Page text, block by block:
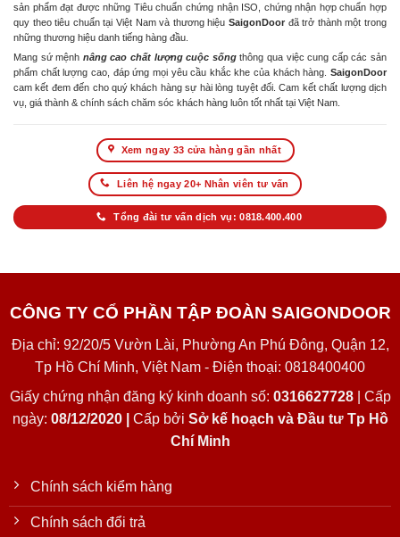
sản phẩm đạt được những Tiêu chuẩn chứng nhận ISO, chứng nhận hợp chuẩn hợp
quy theo tiêu chuẩn tại Việt Nam và thương hiệu SaigonDoor đã trở thành một trong
những thương hiệu danh tiếng hàng đầu.
Mang sứ mệnh nâng cao chất lượng cuộc sốngthông qua việc cung cấp các sản
phẩm chất lượng cao, đáp ứng mọi yêu cầu khắc khe của khách hàng. SaigonDoor
cam kết đem đến cho quý khách hàng sự hài lòng tuyệt đối. Cam kết chất lượng dịch
vụ, giá thành & chính sách chăm sóc khách hàng luôn tốt nhất tại Việt Nam.
Xem ngay 33 cửa hàng gần nhất
Liên hệ ngay 20+ Nhân viên tư vấn
Tổng đài tư vấn dịch vụ: 0818.400.400
CÔNG TY CỔ PHẦN TẬP ĐOÀN SAIGONDOOR
Địa chỉ: 92/20/5 Vườn Lài, Phường An Phú Đông, Quận 12,
Tp Hồ Chí Minh, Việt Nam - Điện thoại: 0818400400
Giấy chứng nhận đăng ký kinh doanh số: 0316627728| Cấp
ngày: 08/12/2020 | Cấp bởi Sở kế hoạch và Đầu tư Tp Hồ
Chí Minh
Chính sách kiểm hàng
Chính sách đổi trả